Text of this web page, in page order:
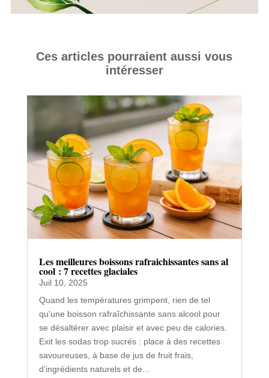
Ces articles pourraient aussi vous
intéresser
Les meilleures boissons rafraichissantes sans al
cool : 7 recettes glaciales
Juil 10, 2025
Quand les températures grimpent, rien de tel
qu'une boisson rafraîchissante sans alcool pour
se désaltérer avec plaisir et avec peu de calories.
Exit les sodas trop sucrés : place à des recettes
savoureuses, à base de jus de fruit frais,
d’ingrédients naturels et de...